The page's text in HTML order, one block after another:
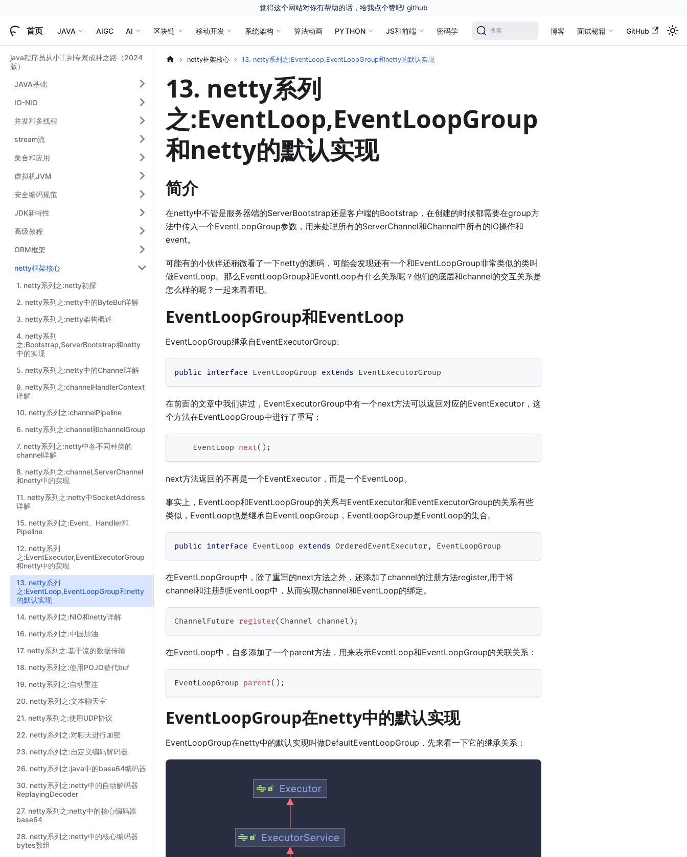
觉得这个网站对你有帮助的话，给我点个赞吧! github
首页 JAVA AIGC AI 区块链 移动开发 系统架构 算法动画 PYTHON JS和前端 密码学 搜索 博客 面试秘籍 GitHub
java程序员从小工到专家成神之路（2024
版）
JAVA基础
IO-NIO
并发和多线程
stream流
集合和应用
虚拟机JVM
安全编码规范
JDK新特性
高级教程
ORM框架
netty框架核心
1. netty系列之:netty初探
2. netty系列之:netty中的ByteBuf详解
3. netty系列之:netty架构概述
4. netty系列
之:Bootstrap,ServerBootstrap和netty
中的实现
5. netty系列之:netty中的Channel详解
9. netty系列之:channelHandlerContext
详解
10. netty系列之:channelPipeline
6. netty系列之:channel和channelGroup
7. netty系列之:netty中各不同种类的
channel详解
8. netty系列之:channel,ServerChannel
和netty中的实现
11. netty系列之:netty中SocketAddress
详解
15. netty系列之:Event、Handler和
Pipeline
12. netty系列
之:EventExecutor,EventExecutorGroup
和netty中的实现
13. netty系列
之:EventLoop,EventLoopGroup和netty
的默认实现
14. netty系列之:NIO和netty详解
16. netty系列之:中国加油
17. netty系列之:基于流的数据传输
18. netty系列之:使用POJO替代buf
19. netty系列之:自动重连
20. netty系列之:文本聊天室
21. netty系列之:使用UDP协议
22. netty系列之:对聊天进行加密
23. netty系列之:自定义编码解码器
26. netty系列之:java中的base64编码器
30. netty系列之:netty中的自动解码器
ReplayingDecoder
27. netty系列之:netty中的核心编码器
base64
28. netty系列之:netty中的核心编码器
bytes数组
netty框架核心 13. netty系列之:EventLoop,EventLoopGroup和netty的默认实现
13. netty系列
之:EventLoop,EventLoopGroup
和netty的默认实现
简介
在netty中不管是服务器端的ServerBootstrap还是客户端的Bootstrap，在创建的时候都需要在group方
法中传入一个EventLoopGroup参数，用来处理所有的ServerChannel和Channel中所有的IO操作和
event。
可能有的小伙伴还稍微看了一下netty的源码，可能会发现还有一个和EventLoopGroup非常类似的类叫
做EventLoop。那么EventLoopGroup和EventLoop有什么关系呢？他们的底层和channel的交互关系是
怎么样的呢？一起来看看吧。
EventLoopGroup和EventLoop
EventLoopGroup继承自EventExecutorGroup:
public interface EventLoopGroup extends EventExecutorGroup
在前面的文章中我们讲过，EventExecutorGroup中有一个next方法可以返回对应的EventExecutor，这
个方法在EventLoopGroup中进行了重写：
EventLoop next( ) ;
next方法返回的不再是一个EventExecutor，而是一个EventLoop。
事实上，EventLoop和EventLoopGroup的关系与EventExecutor和EventExecutorGroup的关系有些
类似，EventLoop也是继承自EventLoopGroup，EventLoopGroup是EventLoop的集合。
public interface EventLoop extends OrderedEventExecutor , EventLoopGroup
在EventLoopGroup中，除了重写的next方法之外，还添加了channel的注册方法register,用于将
channel和注册到EventLoop中，从而实现channel和EventLoop的绑定。
ChannelFuture register( Channel channel ) ;
在EventLoop中，自多添加了一个parent方法，用来表示EventLoop和EventLoopGroup的关联关系：
EventLoopGroup parent( ) ;
EventLoopGroup在netty中的默认实现
EventLoopGroup在netty中的默认实现叫做DefaultEventLoopGroup，先来看一下它的继承关系：